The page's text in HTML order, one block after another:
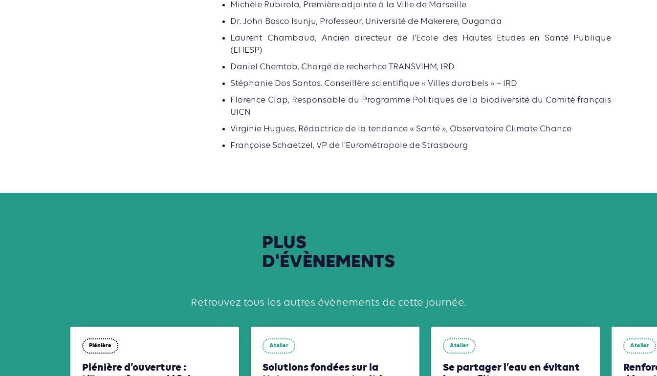
Michèle Rubirola, Première adjointe à la Ville de Marseille
Dr. John Bosco Isunju, Professeur, Université de Makerere, Ouganda
Laurent Chambaud, Ancien directeur de l’Ecole des Hautes Etudes en Santé Publique
(EHESP)
Daniel Chemtob, Chargé de recherhce TRANSVIHM, IRD
Stéphanie Dos Santos, Conseillère scientifique « Villes durabels » – IRD
Florence Clap, Responsable du Programme Politiques de la biodiversité du Comité français
UICN
Virginie Hugues, Rédactrice de la tendance « Santé », Observatoire Climate Chance
Françoise Schaetzel, VP de l’Eurométropole de Strasbourg
PLUS
D'ÉVÈNEMENTS
Retrouvez tous les autres évènements de cette journée.
Plénière
Plénière d’ouverture :
Atelier
Solutions fondées sur la
Atelier
Se partager l’eau en évitant
Atelier